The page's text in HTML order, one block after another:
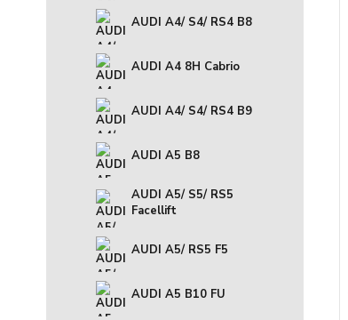
AUDI A4/ S4/ RS4 B8
AUDI A4 8H Cabrio
AUDI A4/ S4/ RS4 B9
AUDI A5 B8
AUDI A5/ S5/ RS5
Facellift
AUDI A5/ RS5 F5
AUDI A5 B10 FU